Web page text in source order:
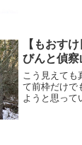
うちに雑に
【もおす
びんと偵察
こう見えても
て前枠だけで
ようと思って
ょの近くに